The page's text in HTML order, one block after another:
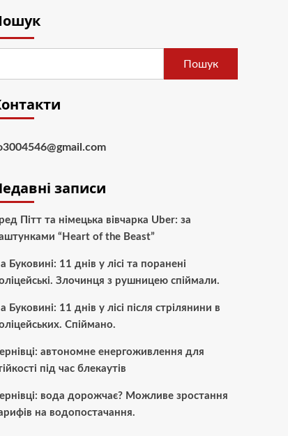
Пошук
записи
Пітт та німецька вівчарка Uber: за
“Heart of the Beast”
Буковині: 11 днів у лісі та поранені
Злочинця з рушницею спіймали.
Буковині: 11 днів у лісі після стрілянини в
Спіймано.
автономне енергоживлення для
під час блекаутів
вода дорожчає? Можливе зростання
на водопостачання.